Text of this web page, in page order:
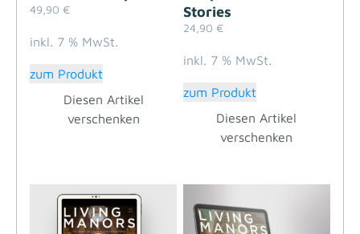
49,90 €
inkl. 7 % MwSt.
zum Produkt
Diesen Artikel
verschenken
Stories
24,90 €
inkl. 7 % MwSt.
zum Produkt
Diesen Artikel
verschenken